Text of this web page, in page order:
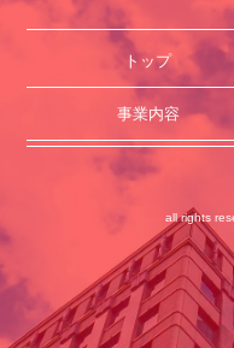
トップ
事業内容
all rights